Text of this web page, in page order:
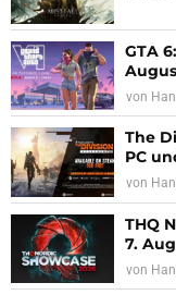
GTA
von
The
PC
von
THQ
7.
von